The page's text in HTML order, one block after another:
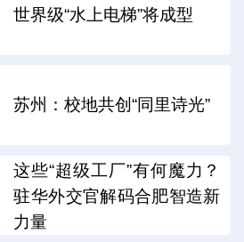
世界级“水上电梯”将成型
苏州：校地共创“同里诗光”
这些“超级工厂”有何魔力？
驻华外交官解码合肥智造新
力量